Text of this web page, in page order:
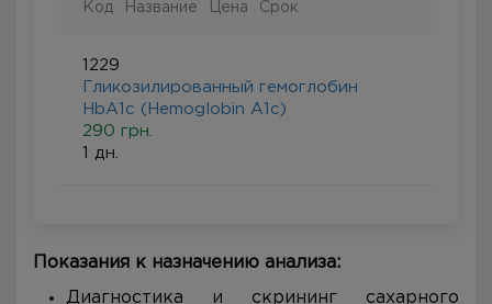
Код Название Цена Срок
1229
Гликозилированный гемоглобин
HbA1c (Hemoglobin A1c)
290 грн.
1 дн.
Показания к назначению анализа:
Диагностика и скрининг сахарного